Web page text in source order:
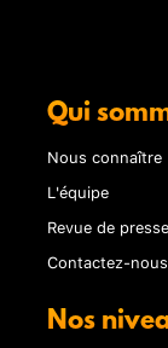
Qui
Nous connaître
L'équipe
Revue de presse
Contactez-nous
Nos